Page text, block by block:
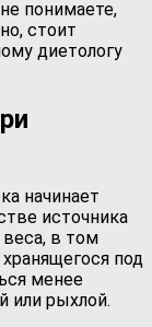
понимаете,
стоит
диетологу
начинает
источника
в том
под
менее
или рыхлой.